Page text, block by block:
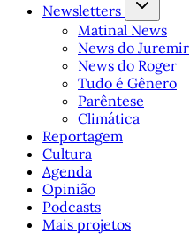
Newsletters
Matinal News
News do Juremir
News do Roger
Tudo é Gênero
Parêntese
Climática
Reportagem
Cultura
Agenda
Opinião
Podcasts
Mais projetos